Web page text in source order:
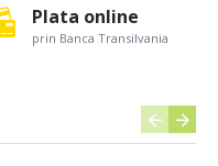
Plata online
prin Banca Transilvania